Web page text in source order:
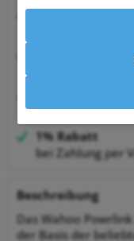
99,6%
30 Tage
auf viele Artikel
1% Rabatt
bei Zahlung per
Beschreibung
Das Wahoo
der Basis der